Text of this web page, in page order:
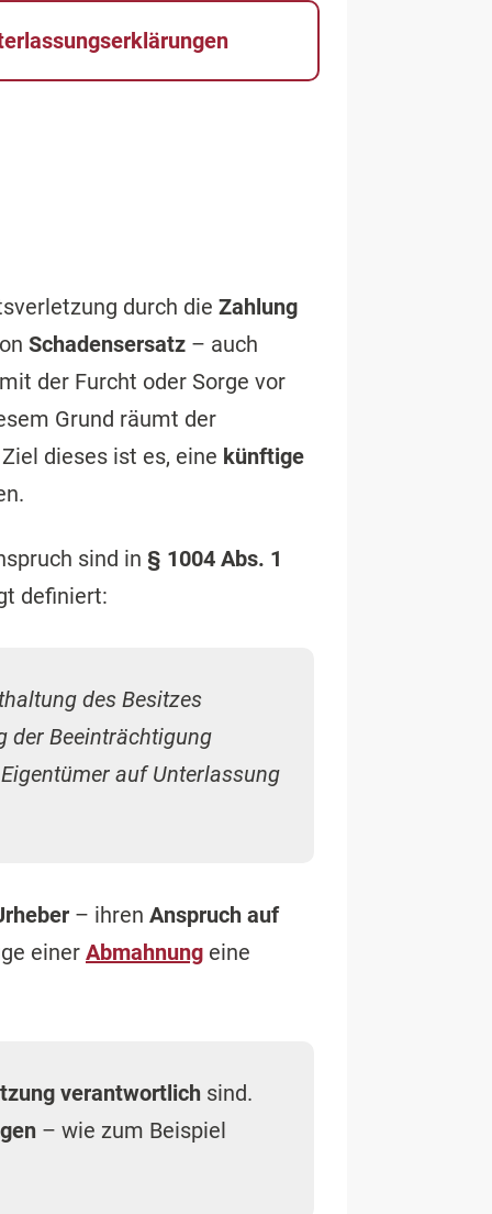
durch dieZahlung
Schadensersatz – auch
der Furcht oder Sorge vor
Grund räumt der
dieses ist es, eine künftige
sind in § 1004 Abs. 1
definiert:
des Besitzes
der Beeinträchtigung
auf Unterlassung
– ihren Anspruch auf
einer Abmahnung eine
verantwortlich sind.
– wie zum Beispiel